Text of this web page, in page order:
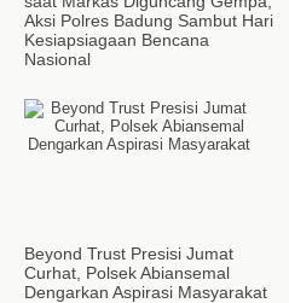
Aksi Polres Badung Sambut Hari
Kesiapsiagaan Bencana
Nasional
Beyond Trust Presisi Jumat
Curhat, Polsek Abiansemal
Dengarkan Aspirasi Masyarakat